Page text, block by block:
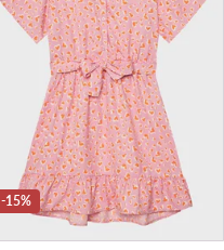
-15%